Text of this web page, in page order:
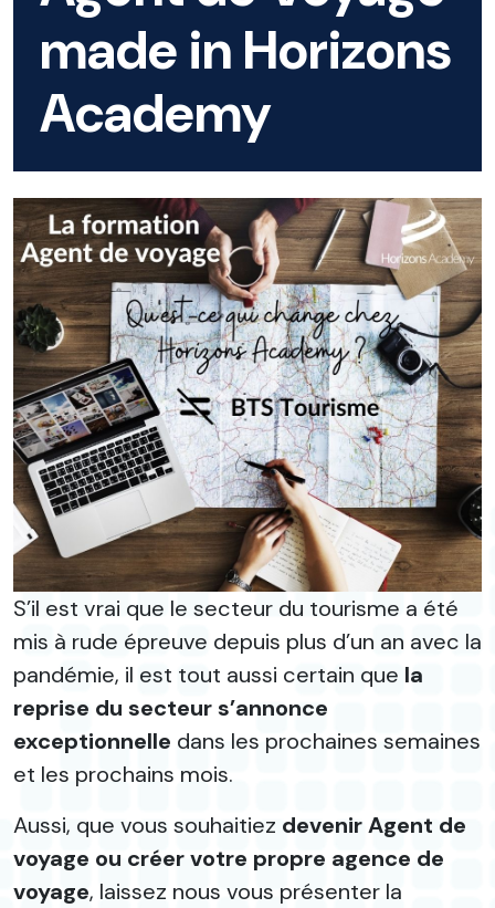
made in Horizons
Academy
S’il est vrai que le secteur du tourisme a été
mis à rude épreuve depuis plus d’un an avec la
pandémie, il est tout aussi certain que la
reprise du secteur s’annonce
exceptionnelle dans les prochaines semaines
et les prochains mois.
Aussi, que vous souhaitiez devenir Agent de
voyage ou créer votre propre agence de
voyage, laissez nous vous présenter la